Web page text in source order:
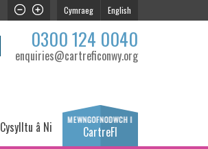
Cymraeg English
0300 124 0040
enquiries@cartreficonwy.org
Cysylltu â Ni CartreFI